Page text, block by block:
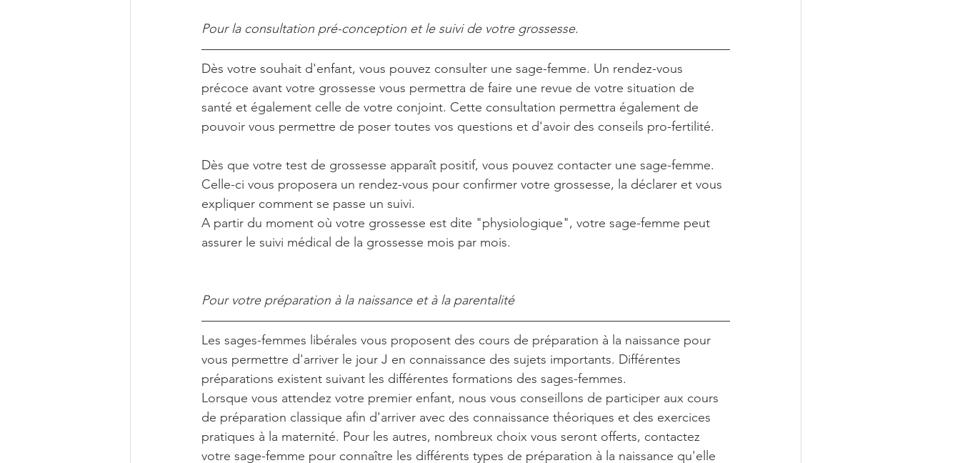
Pour la consultation pré-conception et le suivi de votre grossesse.
Dès votre souhait d'enfant, vous pouvez consulter une sage-femme. Un rendez-vous
précoce avant votre grossesse vous permettra de faire une revue de votre situation de
santé et également celle de votre conjoint. Cette consultation permettra également de
pouvoir vous permettre de poser toutes vos questions et d'avoir des conseils pro-fertilité.
Dès que votre test de grossesse apparaît positif, vous pouvez contacter une sage-femme.
Celle-ci vous proposera un rendez-vous pour confirmer votre grossesse, la déclarer et vous
expliquer comment se passe un suivi.
A partir du moment où votre grossesse est dite "physiologique", votre sage-femme peut
assurer le suivi médical de la grossesse mois par mois.
Pour votre préparation à la naissance et à la parentalité
Les sages-femmes libérales vous proposent des cours de préparation à la naissance pour
vous permettre d'arriver le jour J en connaissance des sujets importants. Différentes
préparations existent suivant les différentes formations des sages-femmes.
Lorsque vous attendez votre premier enfant, nous vous conseillons de participer aux cours
de préparation classique afin d'arriver avec des connaissance théoriques et des exercices
pratiques à la maternité. Pour les autres, nombreux choix vous seront offerts, contactez
votre sage-femme pour connaître les différents types de préparation à la naissance qu'elle